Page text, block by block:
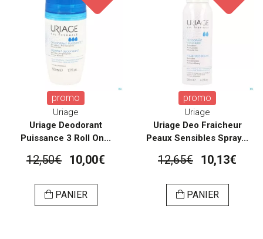
promo
Uriage
Uriage Deodorant
Puissance 3 Roll On...
12,50€ 10,00€
PANIER
promo
Uriage
Uriage Deo Fraicheur
Peaux Sensibles Spray...
12,65€ 10,13€
PANIER